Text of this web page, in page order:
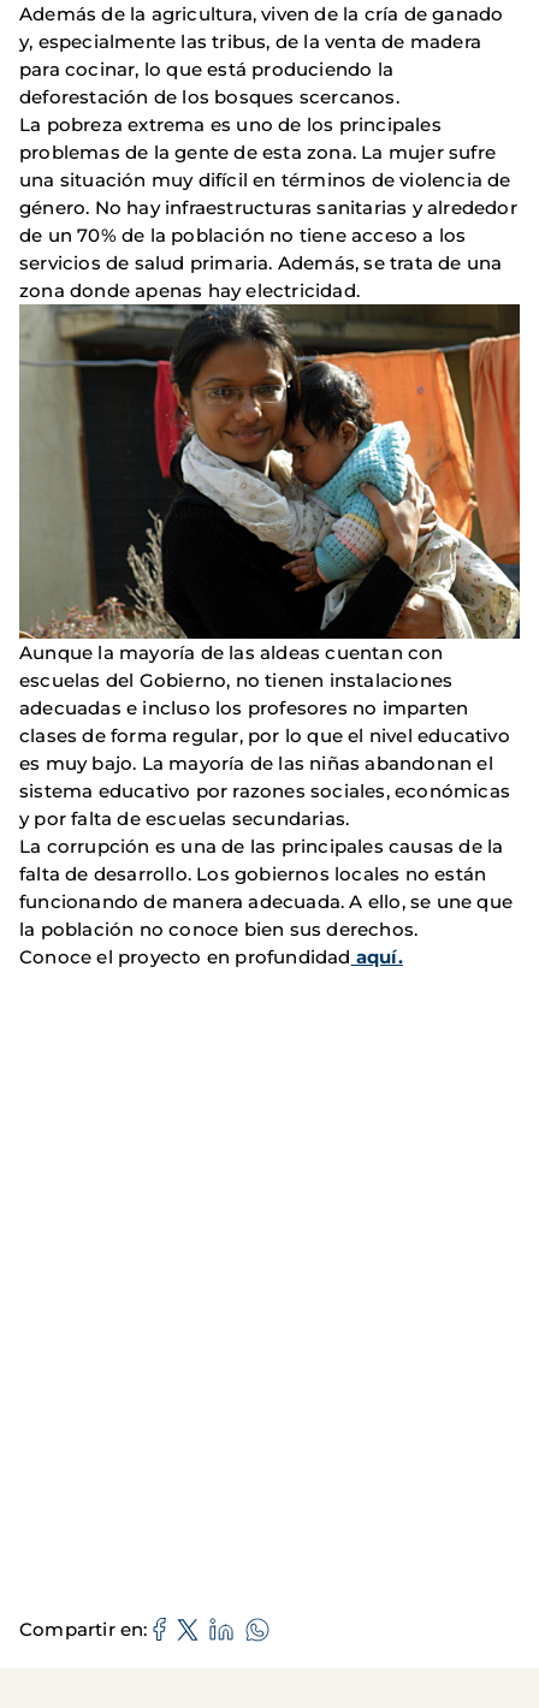
Además de la agricultura, viven de la cría de ganado
y, especialmente las tribus, de la venta de madera
para cocinar, lo que está produciendo la
deforestación de los bosques scercanos.
La pobreza extrema es uno de los principales
problemas de la gente de esta zona. La mujer sufre
una situación muy difícil en términos de violencia de
género. No hay infraestructuras sanitarias y alrededor
de un 70% de la población no tiene acceso a los
servicios de salud primaria. Además, se trata de una
zona donde apenas hay electricidad.
Aunque la mayoría de las aldeas cuentan con
escuelas del Gobierno, no tienen instalaciones
adecuadas e incluso los profesores no imparten
clases de forma regular, por lo que el nivel educativo
es muy bajo. La mayoría de las niñas abandonan el
sistema educativo por razones sociales, económicas
y por falta de escuelas secundarias.
La corrupción es una de las principales causas de la
falta de desarrollo. Los gobiernos locales no están
funcionando de manera adecuada. A ello, se une que
la población no conoce bien sus derechos.
Conoce el proyecto en profundidad aquí.
Compartir en